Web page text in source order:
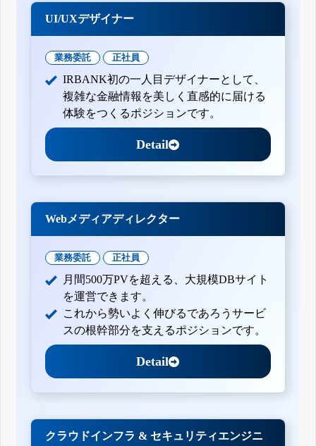
UI/UXデザイナー
業務委託 正社員
IRBANK初の一人目デザイナーとして、
複雑な金融情報を美しく直感的に届ける
体験をつくるポジションです。
Detail
Webメディアディレクター
業務委託 正社員
月間500万PVを超える、大規模DBサイト
を運営できます。
これから勢いよく伸びるであろうサービ
スの根幹部分を支えるポジションです。
Detail
クラウドインフラ & セキュリティエンジニ